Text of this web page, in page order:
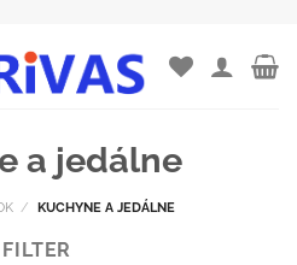
a jedálne
/ KUCHYNE A JEDÁLNE
FILTER